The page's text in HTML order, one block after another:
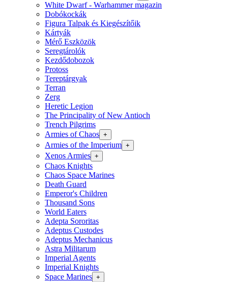
White Dwarf - Warhammer magazin
Dobókockák
Figura Talpak és Kiegészítőik
Kártyák
Mérő Eszközök
Seregtárolók
Kezdődobozok
Protoss
Tereptárgyak
Terran
Zerg
Heretic Legion
The Principality of New Antioch
Trench Pilgrims
Armies of Chaos +
Armies of the Imperium +
Xenos Armies +
Chaos Knights
Chaos Space Marines
Death Guard
Emperor's Children
Thousand Sons
World Eaters
Adepta Sororitas
Adeptus Custodes
Adeptus Mechanicus
Astra Militarum
Imperial Agents
Imperial Knights
Space Marines +